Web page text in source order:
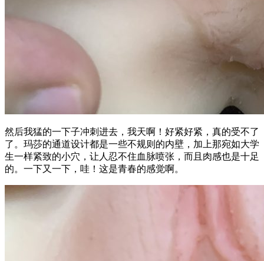
然后我猛的一下子冲刺进去，我天啊！好紧好紧，真的受不了
了。玛莎的通道设计都是一些不规则的内壁，加上那宛如大学
生一样紧致的小穴，让人忍不住血脉喷张，而且肉感也是十足
的。一下又一下，哇！这是青春的感觉啊。